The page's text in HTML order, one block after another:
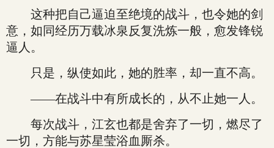
这种把自己逼迫至绝境的战斗，也令她的剑
意，如同经历万载冰泉反复洗炼一般，愈发锋锐
逼人。
只是，纵使如此，她的胜率，却一直不高。
——在战斗中有所成长的，从不止她一人。
每次战斗，江玄也都是舍弃了一切，燃尽了
一切，方能与苏星莹浴血厮杀。